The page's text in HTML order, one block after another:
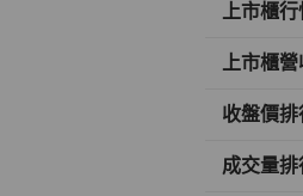
上市櫃
上市櫃
收盤價排
成交量排